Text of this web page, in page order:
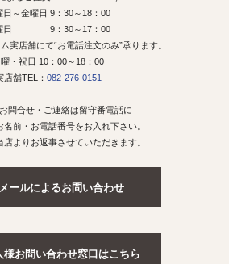
日～金曜日 9：30～18：00
日 9：30～17：00
実店舗にて“お電話注文のみ”承ります。
曜・祝日 10：00～18：00
店舗TEL： 082-276-0151
問合せ・ご連絡は留守番電話に
名前・お電話番号をお入れ下さい。
店よりお返事させていただきます。
メールによるお問い合わせ
様お問い合わせ窓口はこちら